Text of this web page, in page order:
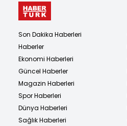
Son Dakika Haberleri
Haberler
Ekonomi Haberleri
Güncel Haberler
Magazin Haberleri
Spor Haberleri
Dünya Haberleri
Sağlık Haberleri